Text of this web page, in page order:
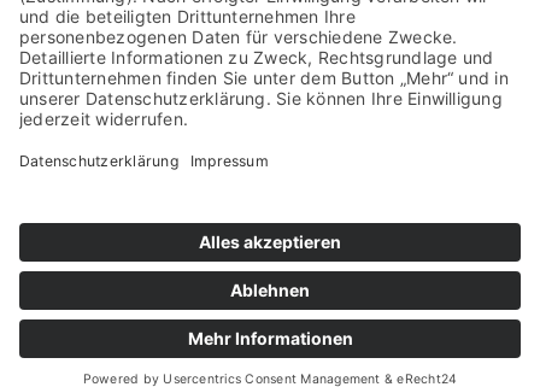
Startseite Datenschutzerklärung
Impressum Sitemap